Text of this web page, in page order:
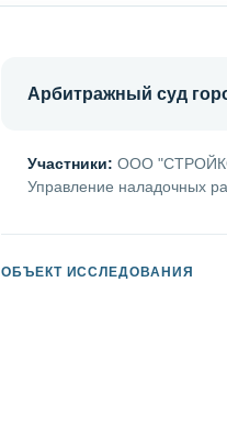
Арбитражный суд
Участники: ООО
Управление наладочных
ОБЪЕКТ ИССЛЕДОВАНИЯ